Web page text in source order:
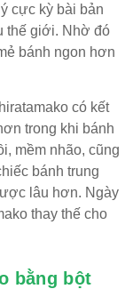
cực kỳ bài bản
thế giới. Nhờ đó
bánh ngon hơn
có kết
trong khi bánh
mềm nhão, cũng
bánh trung
lâu hơn. Ngày
thay thế cho
bằng bột